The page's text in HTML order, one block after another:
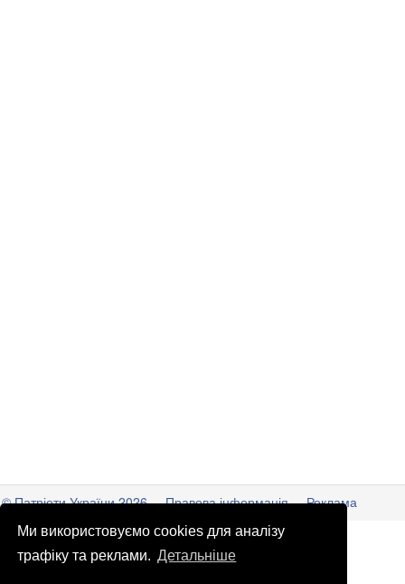
Ми використовуємо cookies для аналізу
трафіку та реклами. Детальніше
© Патріоти України 2026 Правова інформація
Реклама
info@patrioty.org.ua